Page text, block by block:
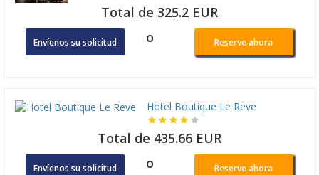
Total de 325.2 EUR
Envíenos su solicitud o Reserve ahora
Hotel Boutique Le Reve
Total de 435.66 EUR
Envíenos su solicitud o Reserve ahora